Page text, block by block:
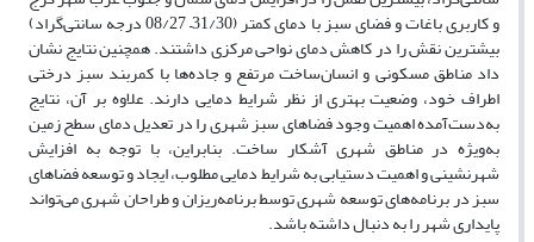
و کاربری باغات و فضای سبز با دمای کمتر (31/30– 08/27 درجه سانتی‌گراد)
بیشترین نقش را در کاهش دمای نواحی مرکزی داشتند. همچنین نتایج نشان
داد مناطق مسکونی و انسان‌ساخت مرتفع و جاده‌ها با کمربند سبز درختی
اطراف خود، وضعیت بهتری از نظر شرایط دمایی دارند. علاوه بر آن، نتایج
به‌دست‌آمده اهمیت وجود فضاهای سبز شهری را در تعدیل دمای سطح زمین
به‌ویژه در مناطق شهری آشکار ساخت. بنابراین، با توجه به افزایش
شهرنشینی و اهمیت دستیابی به شرایط دمایی مطلوب، ایجاد و توسعه فضاهای
سبز در برنامه‌های توسعه شهری توسط برنامه‌ریزان و طراحان شهری می‌تواند
پایداری شهر را به دنبال داشته باشد.